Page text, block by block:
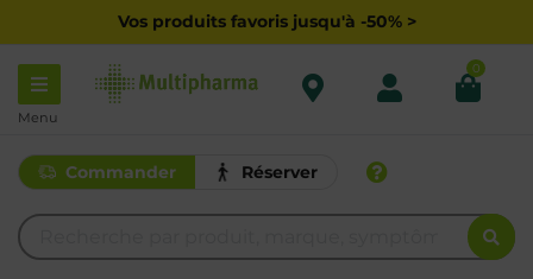
Vos produits favoris jusqu'à -50% >
Menu
0
Commander Réserver